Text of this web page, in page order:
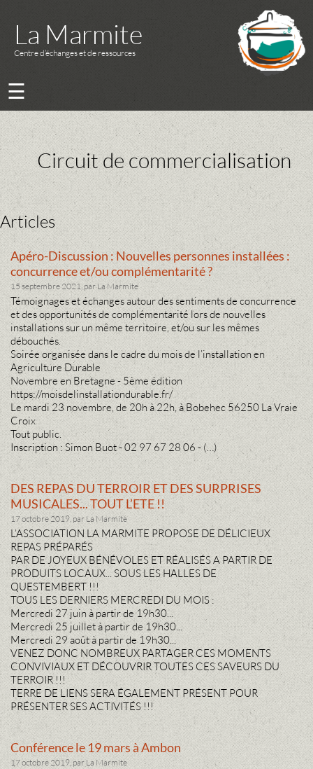
La Marmite
Centre d’échanges et de ressources
☰
Circuit de commercialisation
Articles
Apéro-Discussion : Nouvelles personnes installées :
concurrence et/ou complémentarité ?
15 septembre 2021, par La Marmite
Témoignages et échanges autour des sentiments de concurrence
et des opportunités de complémentarité lors de nouvelles
installations sur un même territoire, et/ou sur les mêmes
débouchés.
Soirée organisée dans le cadre du mois de l’installation en
Agriculture Durable
Novembre en Bretagne - 5ème édition
https://moisdelinstallationdurable.fr/
Le mardi 23 novembre, de 20h à 22h, à Bobehec 56250 La Vraie
Croix
Tout public.
Inscription : Simon Buot - 02 97 67 28 06 - (…)
DES REPAS DU TERROIR ET DES SURPRISES
MUSICALES... TOUT L’ETE !!
17 octobre 2019, par La Marmite
L’ASSOCIATION LA MARMITE PROPOSE DE DÉLICIEUX
REPAS PRÉPARÉS
PAR DE JOYEUX BÉNÉVOLES ET RÉALISÉS A PARTIR DE
PRODUITS LOCAUX... SOUS LES HALLES DE
QUESTEMBERT !!!
TOUS LES DERNIERS MERCREDI DU MOIS :
Mercredi 27 juin à partir de 19h30...
Mercredi 25 juillet à partir de 19h30...
Mercredi 29 août à partir de 19h30...
VENEZ DONC NOMBREUX PARTAGER CES MOMENTS
CONVIVIAUX ET DÉCOUVRIR TOUTES CES SAVEURS DU
TERROIR !!!
TERRE DE LIENS SERA ÉGALEMENT PRÉSENT POUR
PRÉSENTER SES ACTIVITÉS !!!
Conférence le 19 mars à Ambon
17 octobre 2019, par La Marmite